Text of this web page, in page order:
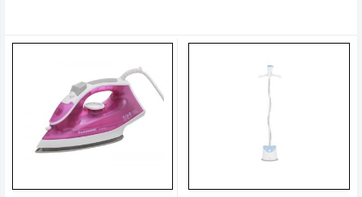
Bàn ủi hơi nước với bình chứa nước 210 ml nhỏ
gọn, tiện dùng cho 1 lần là ủi của gia đình ít
người, 2 – 4 thành viên. Thiết kế dễ châm nước